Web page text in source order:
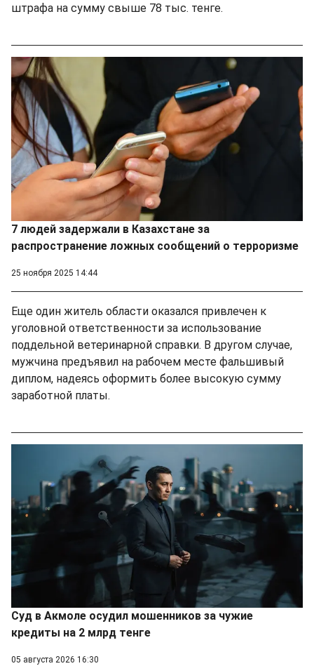
штрафа на сумму свыше 78 тыс. тенге.
7 людей задержали в Казахстане за
распространение ложных сообщений о терроризме
25 ноября 2025 14:44
Еще один житель области оказался привлечен к
уголовной ответственности за использование
поддельной ветеринарной справки. В другом случае,
мужчина предъявил на рабочем месте фальшивый
диплом, надеясь оформить более высокую сумму
заработной платы.
Суд в Акмоле осудил мошенников за чужие
кредиты на 2 млрд тенге
05 августа 2026 16:30